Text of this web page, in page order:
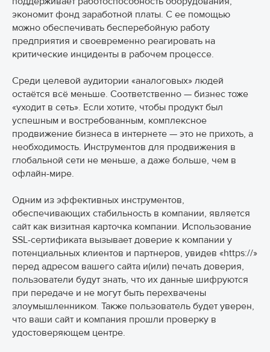
экономит фонд заработной платы. С ее помощью
можно обеспечивать бесперебойную работу
предприятия и своевременно реагировать на
критические инциденты в рабочем процессе.
Среди целевой аудитории «аналоговых» людей
остаётся всё меньше. Соответственно — бизнес тоже
«уходит в сеть». Если хотите, чтобы продукт был
успешным и востребованным, комплексное
продвижение бизнеса в интернете — это не прихоть, а
необходимость. Инструментов для продвижения в
глобальной сети не меньше, а даже больше, чем в
офлайн-мире.
Одним из эффективных инструментов,
обеспечивающих стабильность в компании, является
сайт как визитная карточка компании. Использование
SSL-сертификата вызывает доверие к компании у
потенциальных клиентов и партнеров, увидев «https://»
перед адресом вашего сайта и(или) печать доверия,
пользователи будут знать, что их данные шифруются
при передаче и не могут быть перехвачены
злоумышленником. Также пользователь будет уверен,
что ваши сайт и компания прошли проверку в
удостоверяющем центре.